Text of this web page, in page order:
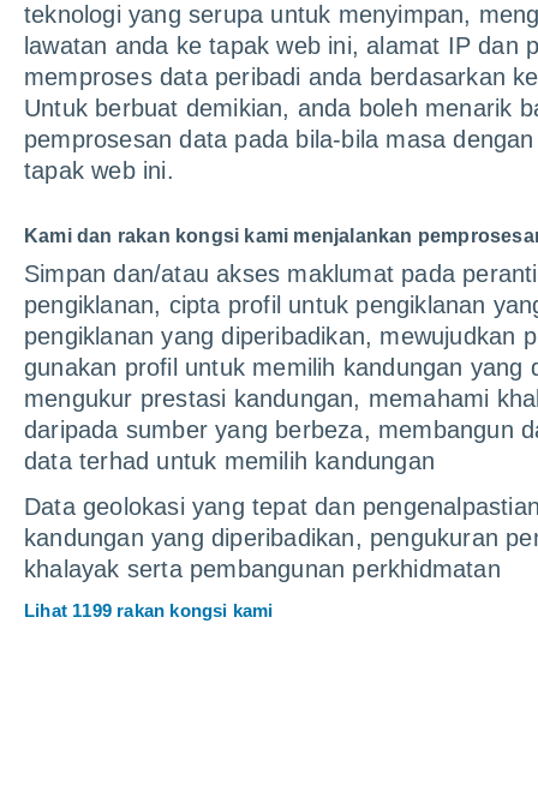
teknologi yang serupa untuk menyimpan,
lawatan anda ke tapak web ini, alamat IP dan
memproses data peribadi anda berdasarkan
Untuk berbuat demikian, anda boleh menarik
pemprosesan data pada bila-bila masa
tapak web ini.
Kami dan rakan kongsi kami menjalankan
Simpan dan/atau akses maklumat pada
pengiklanan, cipta profil untuk pengiklanan
pengiklanan yang diperibadikan, mewujudkan
gunakan profil untuk memilih kandungan
mengukur prestasi kandungan, memahami
daripada sumber yang berbeza, membangun
data terhad untuk memilih kandungan
Data geolokasi yang tepat dan
kandungan yang diperibadikan, pengukuran
khalayak serta pembangunan perkhidmatan
Lihat 1199 rakan kongsi kami
Kekal
Kami mempunyai pasukan berita yang
dan kemas kini meteorologi, mengulas
banyak lagi.